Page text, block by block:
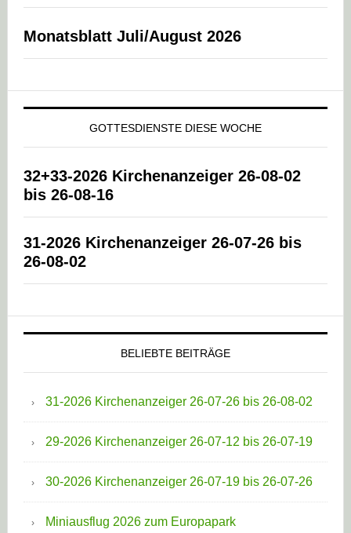
Monatsblatt Juli/August 2026
GOTTESDIENSTE DIESE WOCHE
32+33-2026 Kirchenanzeiger 26-08-02
bis 26-08-16
31-2026 Kirchenanzeiger 26-07-26 bis
26-08-02
BELIEBTE BEITRÄGE
31-2026 Kirchenanzeiger 26-07-26 bis 26-08-02
29-2026 Kirchenanzeiger 26-07-12 bis 26-07-19
30-2026 Kirchenanzeiger 26-07-19 bis 26-07-26
Miniausflug 2026 zum Europapark